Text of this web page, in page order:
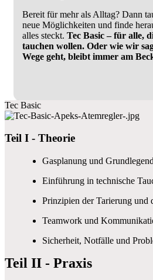
Bereit für mehr als Alltag? Dann
neue Möglichkeiten und finde
alles steckt. Tec Basic – für alle,
tauchen wollen. Oder wie wir
Wege geht, bleibt immer am
Tec Basic
Teil I - Theorie
Gasplanung und
Einführung in technische
Prinzipien der Tarierung und
Teamwork und
Sicherheit, Notfälle und
Teil II - Praxis